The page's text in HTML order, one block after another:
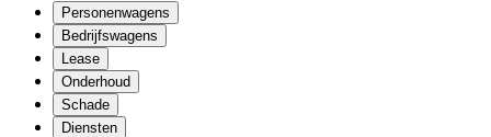
Personenwagens
Bedrijfswagens
Lease
Onderhoud
Schade
Diensten